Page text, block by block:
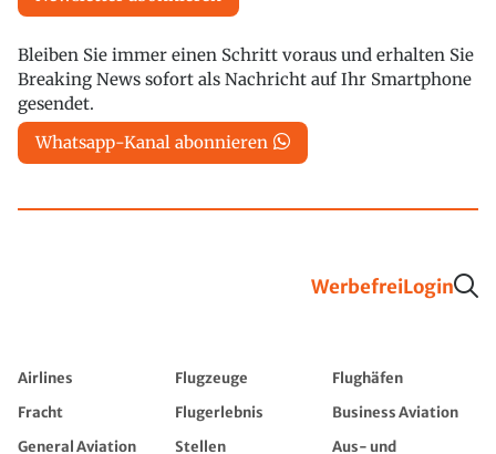
Bleiben Sie immer einen Schritt voraus und erhalten Sie
Breaking News sofort als Nachricht auf Ihr Smartphone
gesendet.
Whatsapp-Kanal abonnieren
WerbefreiLogin
Airlines Flugzeuge
Flughäfen
Fracht
Flugerlebnis
Business Aviation
General Aviation
Stellen
Aus- und